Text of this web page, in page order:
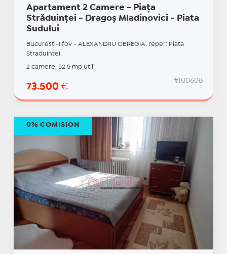
Apartament 2 Camere - Piața
Străduinței - Dragoș Mladinovici - Piata
Sudului
Bucuresti-Ilfov - ALEXANDRU OBREGIA, reper: Piata
Straduintei
2 camere, 52.5 mp utili
73.500 €
#100608
0% COMISION